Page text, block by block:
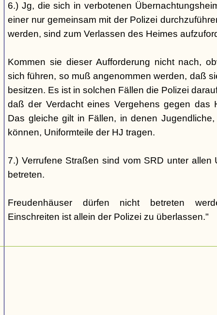
6.) Jg, die sich in verbotenen
einer nur gemeinsam mit der Polizei
werden, sind zum Verlassen des Heimes
Kommen sie dieser Aufforderung nicht nach,
sich führen, so muß angenommen werden, daß
besitzen. Es ist in solchen Fällen die Polizei
daß der Verdacht eines Vergehens gegen das
Das gleiche gilt in Fällen, in denen
können, Uniformteile der HJ tragen.
7.) Verrufene Straßen sind vom SRD unter allen
betreten.
Freudenhäuser dürfen nicht betreten
Einschreiten ist allein der Polizei zu überlassen."